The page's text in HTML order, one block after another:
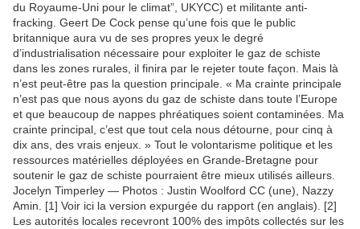
du Royaume-Uni pour le climat”, UKYCC) et militante anti-
fracking. Geert De Cock pense qu’une fois que le public
britannique aura vu de ses propres yeux le degré
d’industrialisation nécessaire pour exploiter le gaz de schiste
dans les zones rurales, il finira par le rejeter toute façon. Mais là
n’est peut-être pas la question principale. « Ma crainte principale
n’est pas que nous ayons du gaz de schiste dans toute l’Europe
et que beaucoup de nappes phréatiques soient contaminées. Ma
crainte principal, c’est que tout cela nous détourne, pour cinq à
dix ans, des vrais enjeux. » Tout le volontarisme politique et les
ressources matérielles déployées en Grande-Bretagne pour
soutenir le gaz de schiste pourraient être mieux utilisés ailleurs.
Jocelyn Timperley — Photos : Justin Woolford CC (une), Nazzy
Amin. [1] Voir ici la version expurgée du rapport (en anglais). [2]
Les autorités locales recevront 100% des impôts collectés sur les